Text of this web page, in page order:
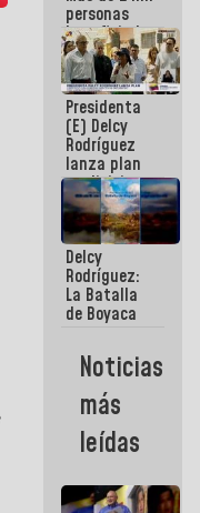
personas
beneficiadas
con planes
para
atención de
emergencia
sísmica en
la última
semana
Presidenta
(E) Delcy
Rodríguez
lanza plan
crediticio
con subsidio
a Juntas de
Condominio
Delcy
Rodríguez:
La Batalla
de Boyaca
un capítulo
decisivo en
la gesta
emancipadora
de nuestra
América
Noticias
más
leídas